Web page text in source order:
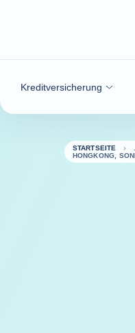
Kreditversicherung
STARTSEITE
HONGKONG,